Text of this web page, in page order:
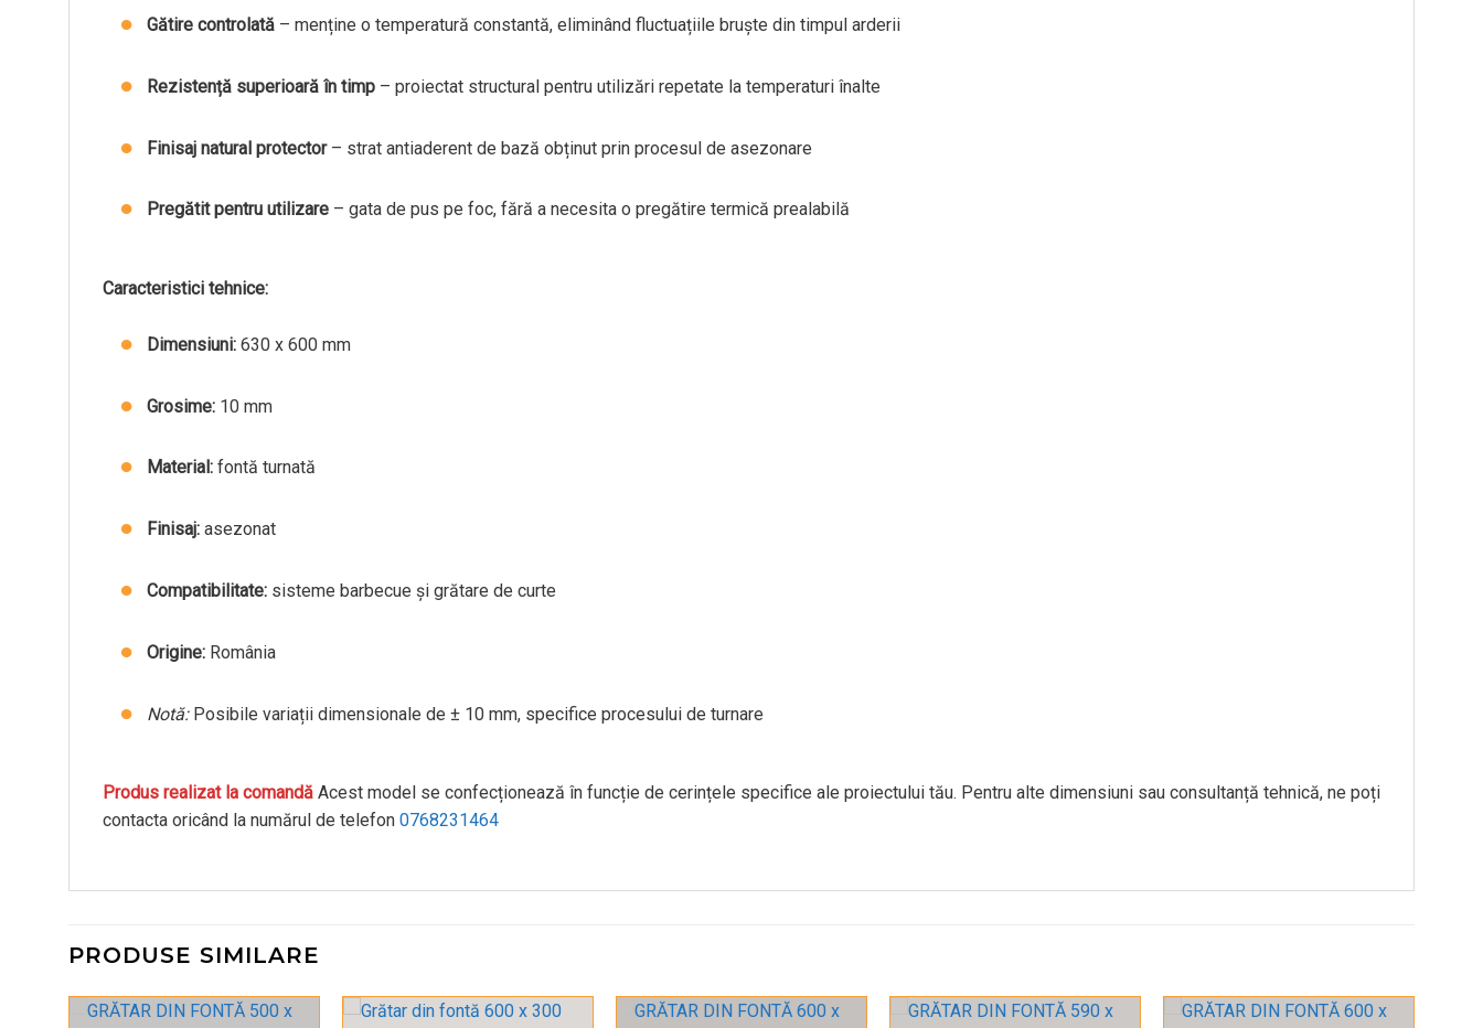
Gătire controlată – menține o temperatură constantă, eliminând fluctuațiile bruște din timpul arderii
Rezistență superioară în timp – proiectat structural pentru utilizări repetate la temperaturi înalte
Finisaj natural protector– strat antiaderent de bază obținut prin procesul de asezonare
Pregătit pentru utilizare – gata de pus pe foc, fără a necesita o pregătire termică prealabilă
Caracteristici tehnice:
Dimensiuni: 630 x 600 mm
Grosime: 10 mm
Material: fontă turnată
Finisaj: asezonat
Compatibilitate: sisteme barbecue și grătare de curte
Origine: România
Notă:Posibile variații dimensionale de ± 10 mm, specifice procesului de turnare
Produs realizat la comandă Acest model se confecționează în funcție de cerințele specifice ale proiectului tău. Pentru alte dimensiuni sau consultanță tehnică, ne poți
contacta oricând la numărul de telefon 0768231464
PRODUSE SIMILARE